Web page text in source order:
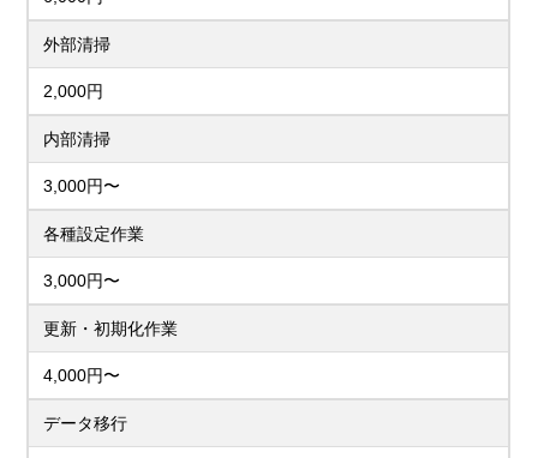
外部清掃
2,000円
内部清掃
3,000円〜
各種設定作業
3,000円〜
更新・初期化作業
4,000円〜
データ移行